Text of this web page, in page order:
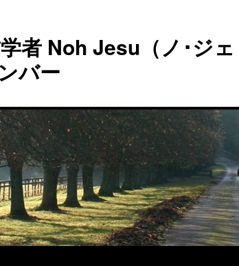
者 Noh Jesu（ノ･ジェ
バー